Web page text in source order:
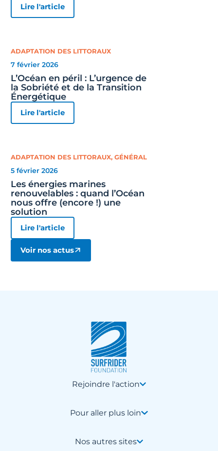
Lire l'article
ADAPTATION DES LITTORAUX
7 février 2026
L’Océan en péril : L’urgence de
la Sobriété et de la Transition
Énergétique
Lire l'article
ADAPTATION DES LITTORAUX,GÉNÉRAL
5 février 2026
Les énergies marines
renouvelables : quand l’Océan
nous offre (encore !) une
solution
Lire l'article
Voir nos actus
Rejoindre l'action
Pour aller plus loin
Nos autres sites